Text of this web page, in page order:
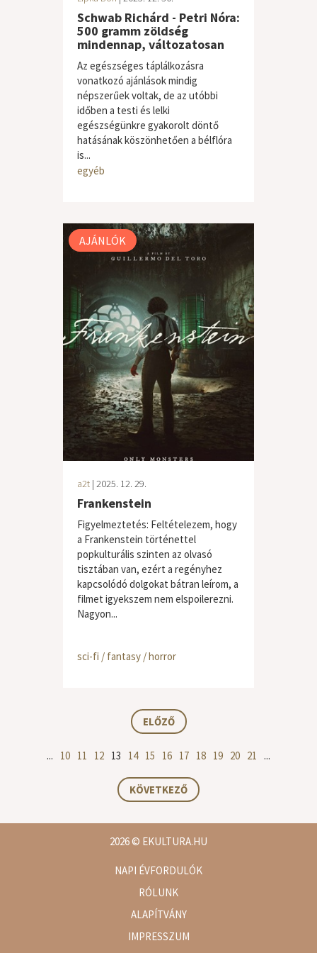
Schwab Richárd - Petri Nóra:
500 gramm zöldség
mindennap, változatosan
Az egészséges táplálkozásra
vonatkozó ajánlások mindig
népszerűek voltak, de az utóbbi
időben a testi és lelki
egészségünkre gyakorolt döntő
hatásának köszönhetően a bélflóra
is...
egyéb
AJÁNLÓK
a2t | 2025. 12. 29.
Frankenstein
Figyelmeztetés: Feltételezem, hogy
a Frankenstein történettel
popkulturális szinten az olvasó
tisztában van, ezért a regényhez
kapcsolódó dolgokat bátran leírom, a
filmet igyekszem nem elspoilerezni.
Nagyon...
sci-fi / fantasy / horror
ELŐZŐ
... 10 11 12 13 14 15 16 17 18 19 20 21 ...
KÖVETKEZŐ
2026© EKULTURA.HU
NAPI ÉVFORDULÓK
RÓLUNK
ALAPÍTVÁNY
IMPRESSZUM